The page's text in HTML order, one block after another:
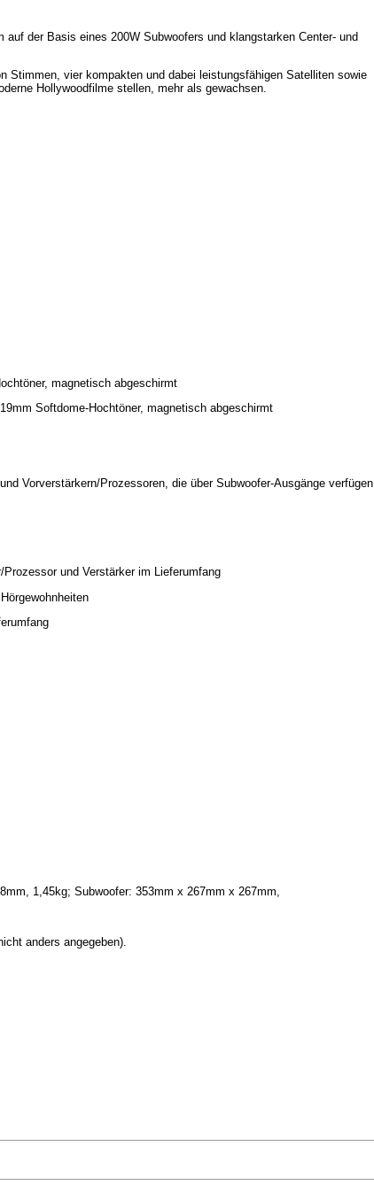
der Basis eines 200W Subwoofers und klangstarken Center- und
Stimmen, vier kompakten und dabei leistungsfähigen Satelliten sowie
Hollywoodfilme stellen, mehr als gewachsen.
magnetisch abgeschirmt
Softdome-Hochtöner, magnetisch abgeschirmt
Vorverstärkern/Prozessoren, die über Subwoofer-Ausgänge verfügen
und Verstärker im Lieferumfang
1,45kg; Subwoofer: 353mm x 267mm x 267mm,
anders angegeben).